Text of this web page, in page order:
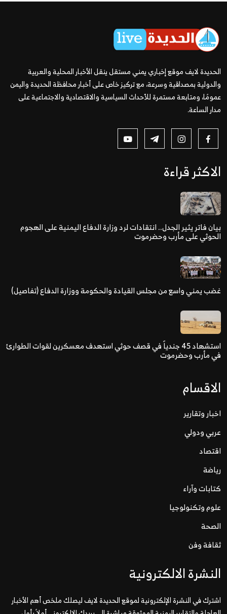
الحديدة لايف موقع إخباري يمني مستقل ينقل الأخبار المحلية والعربية
والدولية بمصداقية وسرعة، مع تركيز خاص على أخبار محافظة الحديدة واليمن
عمومًا، ومتابعة مستمرة للأحداث السياسية والاقتصادية والاجتماعية على
مدار الساعة.
الاكثر قراءة
بيان فاتر يثير الجدل.. انتقادات لرد وزارة الدفاع اليمنية على الهجوم
الحوثي على مأرب وحضرموت
غضب يمني واسع من مجلس القيادة والحكومة ووزارة الدفاع (تفاصيل)
استشهاد 45 جندياً في قصف حوثي استهدف معسكرين لقوات الطوارئ
في مأرب وحضرموت
الاقسام
اخبار وتقارير
عربي ودولي
اقتصاد
رياضة
كتابات وآراء
علوم وتكنولوجيا
الصحة
ثقافة وفن
النشرة الالكترونية
اشترك في النشرة الإلكترونية لموقع الحديدة لايف ليصلك ملخص أهم الأخبار